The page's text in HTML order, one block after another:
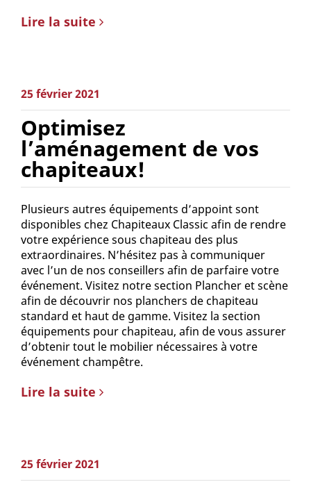
Lire la suite
25 février 2021
Optimisez
l’aménagement de vos
chapiteaux!
Plusieurs autres équipements d’appoint sont
disponibles chez Chapiteaux Classic afin de rendre
votre expérience sous chapiteau des plus
extraordinaires. N’hésitez pas à communiquer
avec l’un de nos conseillers afin de parfaire votre
événement. Visitez notre section Plancher et scène
afin de découvrir nos planchers de chapiteau
standard et haut de gamme. Visitez la section
équipements pour chapiteau, afin de vous assurer
d’obtenir tout le mobilier nécessaires à votre
événement champêtre.
Lire la suite
25 février 2021